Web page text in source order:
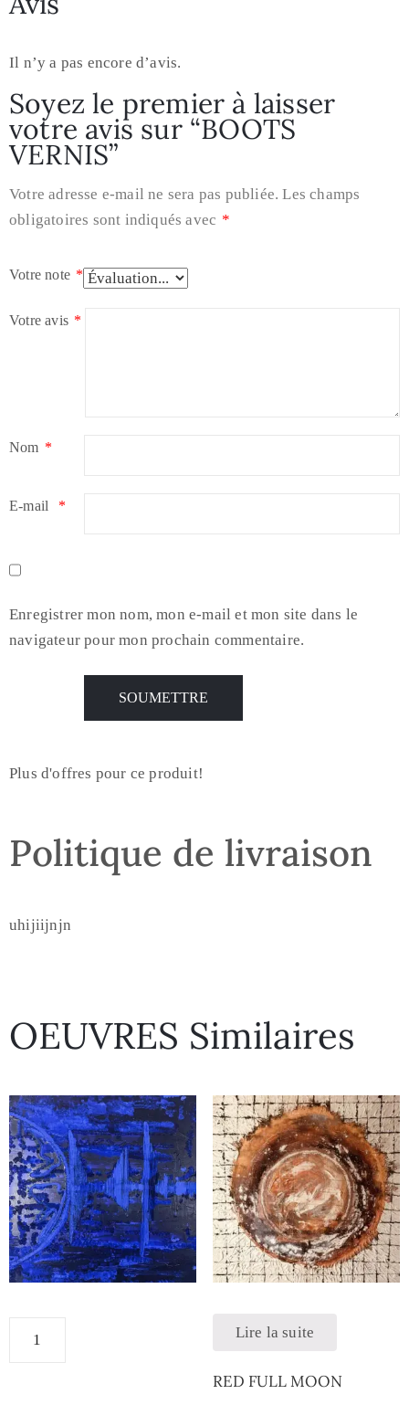
Il n’y a pas encore d’avis.
Soyez le premier à laisser
votre avis sur “BOOTS
VERNIS”
Votre adresse e-mail ne sera pas publiée. Les champs
obligatoires sont indiqués avec *
Votre note *
Votre avis *
Nom *
E-mail *
Enregistrer mon nom, mon e-mail et mon site dans le
navigateur pour mon prochain commentaire.
Plus d'offres pour ce produit!
Politique de livraison
uhijiijnjn
OEUVRES Similaires
Lire la suite
RED FULL MOON